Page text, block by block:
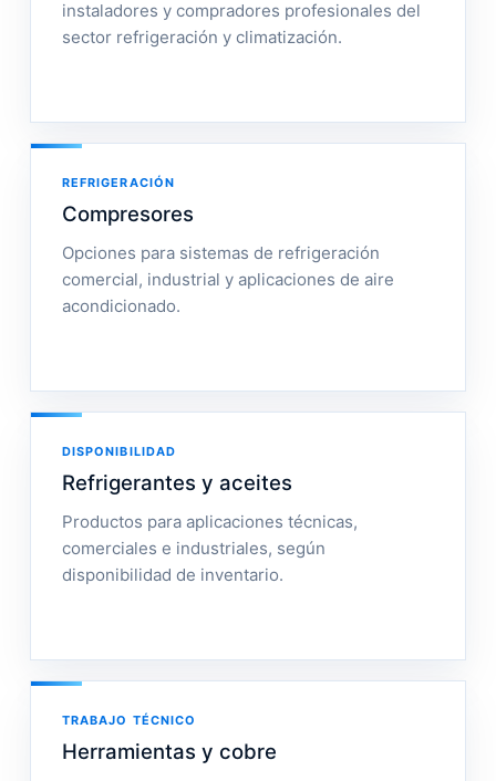
instaladores y compradores profesionales del
sector refrigeración y climatización.
REFRIGERACIÓN
Compresores
Opciones para sistemas de refrigeración
comercial, industrial y aplicaciones de aire
acondicionado.
DISPONIBILIDAD
Refrigerantes y aceites
Productos para aplicaciones técnicas,
comerciales e industriales, según
disponibilidad de inventario.
TRABAJO TÉCNICO
Herramientas y cobre